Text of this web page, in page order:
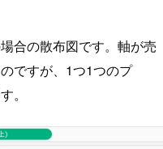
合の散布図です。軸が売
ですが、1つ1つのプ
。